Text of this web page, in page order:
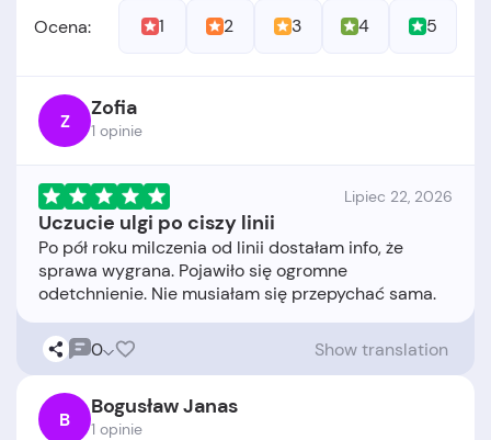
Ocena: 1 2 3 4 5
Z Zofia
1 opinie
Lipiec 22, 2026
Uczucie ulgi po ciszy linii
Po pół roku milczenia od linii dostałam info, że
sprawa wygrana. Pojawiło się ogromne
0 Show translation
B Bogusław Janas
1 opinie